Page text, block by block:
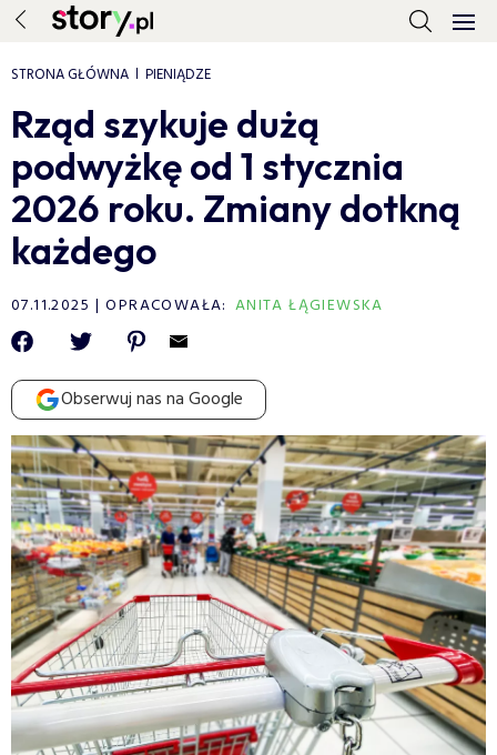
STRONA GŁÓWNA PIENIĄDZE
Rząd szykuje dużą
podwyżkę od 1 stycznia
2026 roku. Zmiany dotkną
każdego
07.11.2025 OPRACOWAŁA: ANITA ŁĄGIEWSKA
Obserwuj nas na Google